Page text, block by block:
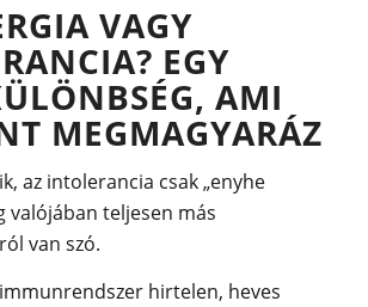
VAGY
EGY
AMI
MEGMAGYARÁZ
az intolerancia csak „enyhe
valójában teljesen más
van szó.
hirtelen, heves